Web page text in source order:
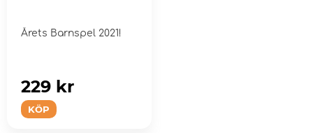
Årets Barnspel 2021!
KÖP
229 kr